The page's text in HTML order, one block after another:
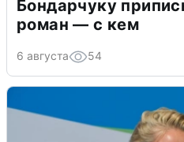
Бондарчуку
роман — с кем
6 августа 54